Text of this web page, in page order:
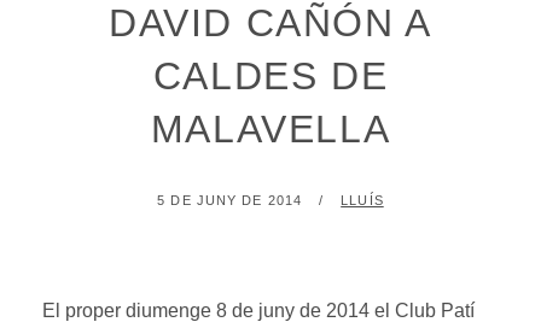
DAVID CAÑÓN A
CALDES DE
MALAVELLA
POSTED
5 DE JUNY DE 2014 BY
LLUÍS
El proper diumenge 8 de juny de 2014 el Club Patí